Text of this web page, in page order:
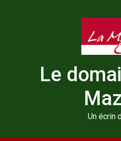
Le
Un écrin